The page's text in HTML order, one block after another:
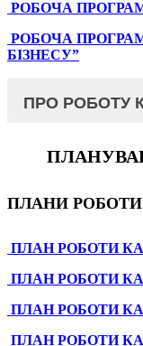
РОБОЧА
РОБОЧА
БІЗНЕСУ”
ПРО РОБОТУ
ПЛАНИ
ПЛАН РОБОТИ
ПЛАН РОБОТИ
ПЛАН РОБОТИ
ПЛАН РОБОТИ